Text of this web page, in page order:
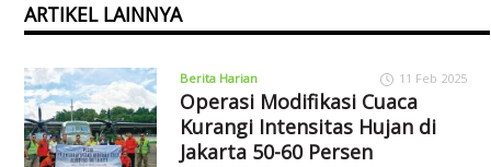
ARTIKEL LAINNYA
Berita Harian 11 Feb 2025
Operasi Modifikasi Cuaca
Kurangi Intensitas Hujan di
Jakarta 50-60 Persen